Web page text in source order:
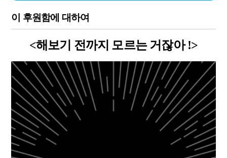
이 후원함에 대하여
<해보기 전까지 모르는 거잖아 !>